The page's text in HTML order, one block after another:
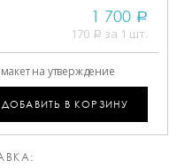
1 700 a
170 a за 1 шт.
на утверждение
ДОБАВИТЬ В КОРЗИНУ